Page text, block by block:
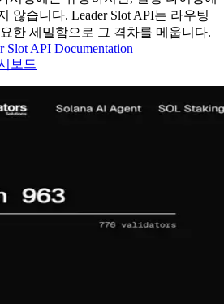
않습니다. Leader Slot API는 라우팅
한 세밀함으로 그 격차를 메웁니다.
Slot API Documentation
보드